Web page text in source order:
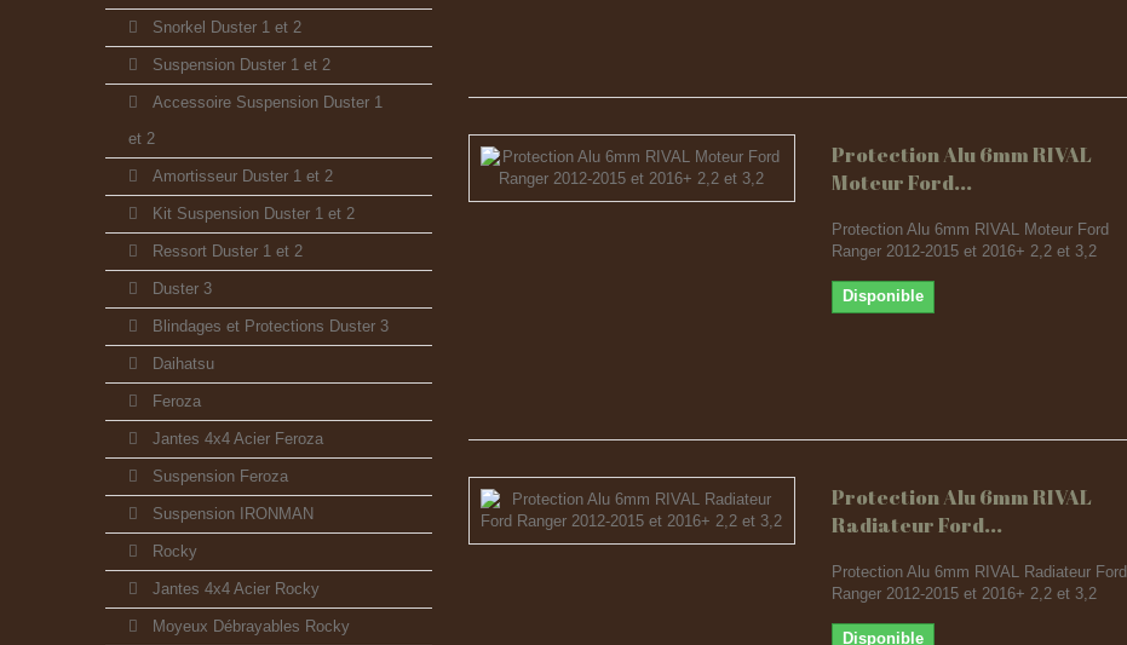
Snorkel Duster 1 et 2
Suspension Duster 1 et 2
Accessoire Suspension Duster 1
et 2
Amortisseur Duster 1 et 2
Kit Suspension Duster 1 et 2
Ressort Duster 1 et 2
Duster 3
Blindages et Protections Duster 3
Daihatsu
Feroza
Jantes 4x4 Acier Feroza
Suspension Feroza
Suspension IRONMAN
Rocky
Jantes 4x4 Acier Rocky
Moyeux Débrayables Rocky
Protection Alu 6mm RIVAL
Moteur Ford...
Protection Alu 6mm RIVAL Moteur Ford
Ranger 2012-2015 et 2016+ 2,2 et 3,2
Disponible
Protection Alu 6mm RIVAL
Radiateur Ford...
Protection Alu 6mm RIVAL Radiateur Ford
Ranger 2012-2015 et 2016+ 2,2 et 3,2
Disponible